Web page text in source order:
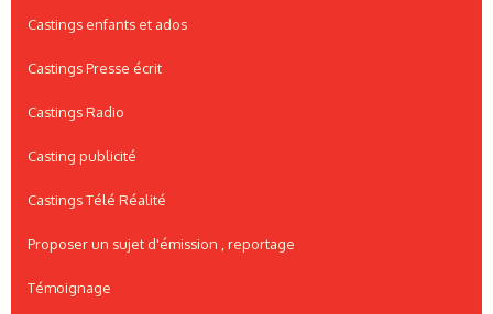
Castings enfants et ados
Castings Presse écrit
Castings Radio
Casting publicité
Castings Télé Réalité
Proposer un sujet d'émission , reportage
Témoignage